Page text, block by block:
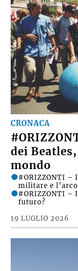
CRONACA
dei
mondo
19 LUGLIO 2026
#ORIZZONTI –
militare e
#ORIZZONTI –
futuro?